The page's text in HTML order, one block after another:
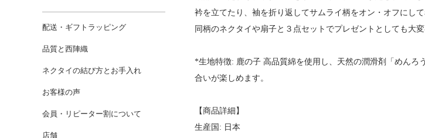
衿を立てたり、袖を折り返してサムライ柄をオン・オフにして
同柄のネクタイや扇子と３点セットでプレゼントとしても大変
*生地特徴: 鹿の子 高品質綿を使用し、天然の潤滑剤「めん
合いが楽しめます。
【商品詳細】
生産国: 日本
配送・ギフトラッピング
品質と西陣織
ネクタイの結び方とお手入れ
お客様の声
会員・リピーター割について
店舗